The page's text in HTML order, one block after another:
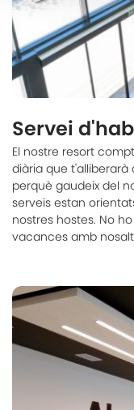
Servei
El nostre resort
diària que
perquè gaudeix del
serveis estan
nostres hostes. No
vacances amb